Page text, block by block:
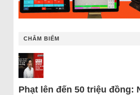
CHÂM BIẾM
Phạt lên đến 50 triệu đồng: